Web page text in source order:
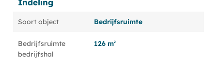
Indeling
Soort object Bedrijfsruimte
Bedrijfsruimte
bedrijfshal
126 m2